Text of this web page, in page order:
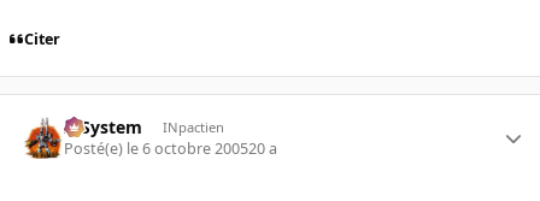
Citer
X-System INpactien
Posté(e) le 6 octobre 200520 a